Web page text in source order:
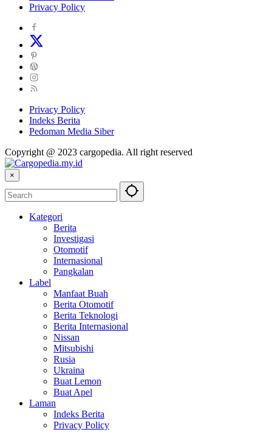
Privacy Policy
Privacy Policy
Indeks Berita
Pedoman Media Siber
Copyright @ 2023 cargopedia. All right reserved
×
Kategori
Berita
Investigasi
Otomotif
Internasional
Pangkalan
Label
Manfaat Buah
Berita Otomotif
Berita Teknologi
Berita Internasional
Nissan
Mitsubishi
Rusia
Ukraina
Buat Lemon
Buat Apel
Laman
Indeks Berita
Privacy Policy